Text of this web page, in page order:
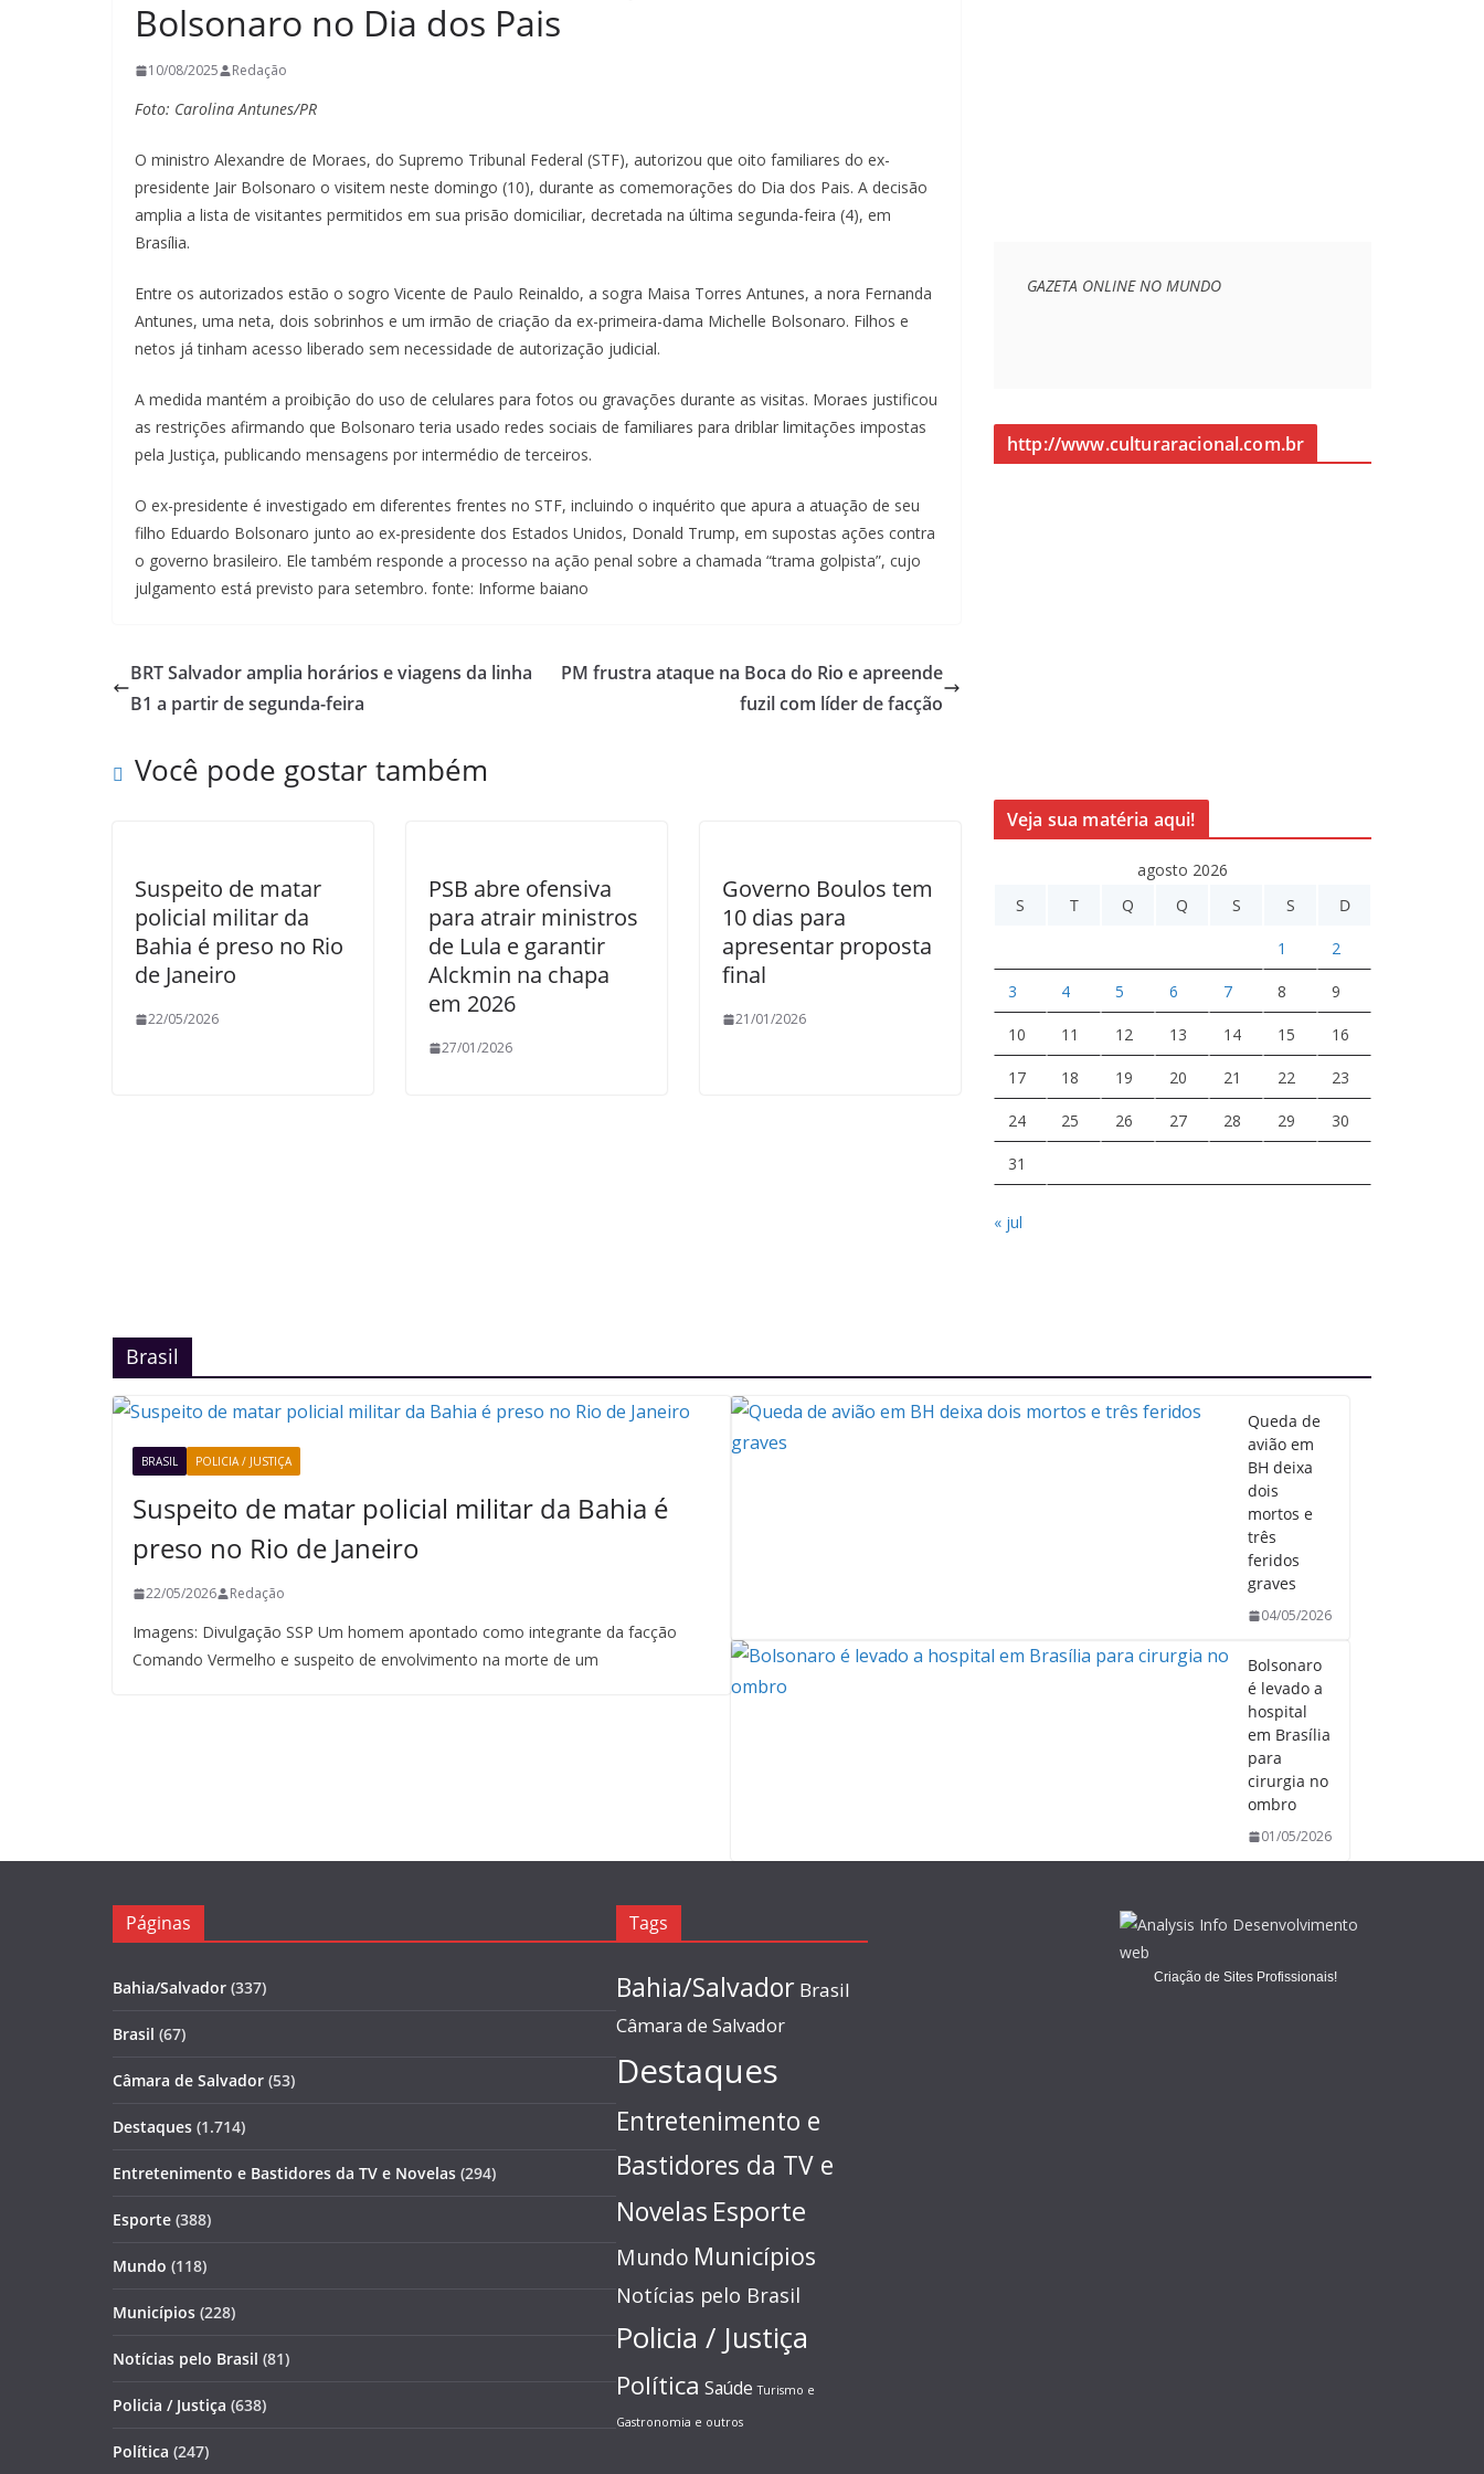
Bolsonaro no Dia dos Pais
10/08/2025 Redação
Foto: Carolina Antunes/PR
O ministro Alexandre de Moraes, do Supremo Tribunal Federal (STF), autorizou que oito familiares do ex-
presidente Jair Bolsonaro o visitem neste domingo (10), durante as comemorações do Dia dos Pais. A decisão
amplia a lista de visitantes permitidos em sua prisão domiciliar, decretada na última segunda-feira (4), em
Brasília.
Entre os autorizados estão o sogro Vicente de Paulo Reinaldo, a sogra Maisa Torres Antunes, a nora Fernanda
Antunes, uma neta, dois sobrinhos e um irmão de criação da ex-primeira-dama Michelle Bolsonaro. Filhos e
netos já tinham acesso liberado sem necessidade de autorização judicial.
A medida mantém a proibição do uso de celulares para fotos ou gravações durante as visitas. Moraes justificou
as restrições afirmando que Bolsonaro teria usado redes sociais de familiares para driblar limitações impostas
pela Justiça, publicando mensagens por intermédio de terceiros.
O ex-presidente é investigado em diferentes frentes no STF, incluindo o inquérito que apura a atuação de seu
filho Eduardo Bolsonaro junto ao ex-presidente dos Estados Unidos, Donald Trump, em supostas ações contra
o governo brasileiro. Ele também responde a processo na ação penal sobre a chamada “trama golpista”, cujo
julgamento está previsto para setembro. fonte: Informe baiano
BRT Salvador amplia horários e viagens da linha
B1 a partir de segunda-feira
PM frustra ataque na Boca do Rio e apreende
fuzil com líder de facção
Você pode gostar também
Suspeito de matar
policial militar da
Bahia é preso no Rio
de Janeiro
22/05/2026
PSB abre ofensiva
para atrair ministros
de Lula e garantir
Alckmin na chapa
em 2026
27/01/2026
Governo Boulos tem
10 dias para
apresentar proposta
final
21/01/2026
GAZETA ONLINE NO MUNDO
http://www.culturaracional.com.br
Veja sua matéria aqui!
agosto 2026
S
T Q Q S S D
1 2
3 4 5 6 7 8 9
10 11 12 13 14 15 16
17 18 19 20 21 22 23
24 25 26 27 28 29 30
31
« jul
Brasil
BRASIL POLICIA / JUSTIÇA
Suspeito de matar policial militar da Bahia é
preso no Rio de Janeiro
22/05/2026 Redação
Imagens: Divulgação SSP Um homem apontado como integrante da facção
Comando Vermelho e suspeito de envolvimento na morte de um
Queda de
avião em
BH deixa
dois
mortos e
três
feridos
graves
04/05/2026
Bolsonaro
é levado a
hospital
em Brasília
para
cirurgia no
ombro
01/05/2026
Páginas
Bahia/Salvador (337)
Brasil (67)
Câmara de Salvador (53)
Destaques (1.714)
Entretenimento e Bastidores da TV e Novelas (294)
Esporte (388)
Mundo (118)
Municípios (228)
Notícias pelo Brasil (81)
Policia / Justiça (638)
Política (247)
Tags
Bahia/Salvador Brasil
Câmara de Salvador
Destaques
Entretenimento e
Bastidores da TV e
Novelas Esporte
Mundo Municípios
Notícias pelo Brasil
Policia / Justiça
Política Saúde Turismo e
Gastronomia e outros
Criação de Sites Profissionais!